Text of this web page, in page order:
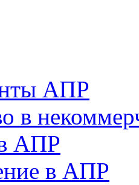
АПР
в
АПР
в АПР